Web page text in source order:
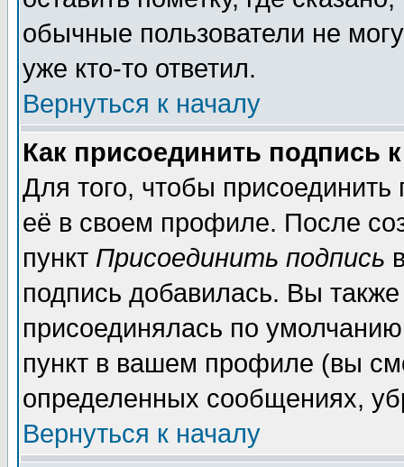
обычные пользователи не
уже кто-то ответил.
Вернуться к началу
Как присоединить подпись
Для того, чтобы
её в своем профиле. После
пункт Присоединить подпись
подпись добавилась. Вы
присоединялась по
пункт в вашем профиле (вы
определенных сообщениях,
Вернуться к началу